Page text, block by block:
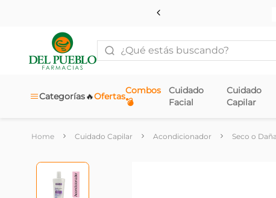
¿Qué estás buscando?
Categorías Ofertas
🔥
Combos
💣
Cuidado
Facial
Cuidado
Capilar
Cuidado Capilar Acondicionador Seco o